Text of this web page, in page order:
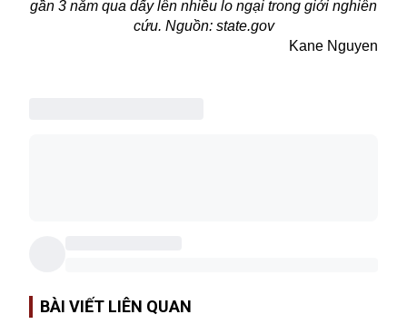
gần 3 năm qua dấy lên nhiều lo ngại trong giới nghiên
cứu. Nguồn: state.gov
Kane Nguyen
BÀI VIẾT LIÊN QUAN